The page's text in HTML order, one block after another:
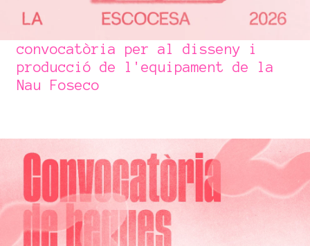
convocatòria per al disseny i
producció de l'equipament de la
Nau Foseco